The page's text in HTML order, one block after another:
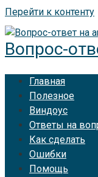
Перейти к контенту
Вопрос-
Главная
Полезное
Виндоус
Ответы на
Как сделать
Ошибки
Помощь